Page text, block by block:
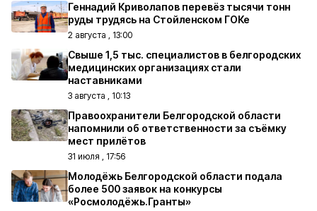
Геннадий Криволапов перевёз тысячи тонн
руды трудясь на Стойленском ГОКе
2 августа , 13:00
Свыше 1,5 тыс. специалистов в белгородских
медицинских организациях стали
наставниками
3 августа , 10:13
Правоохранители Белгородской области
напомнили об ответственности за съёмку
мест прилётов
31 июля , 17:56
Молодёжь Белгородской области подала
более 500 заявок на конкурсы
«Росмолодёжь.Гранты»